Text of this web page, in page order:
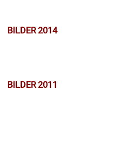
BILDER 2014
BILDER 2011